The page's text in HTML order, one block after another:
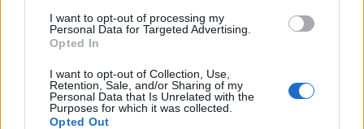
I want to opt-out of processing my
Personal Data for Targeted Advertising.
Opted In
I want to opt-out of Collection, Use,
Retention, Sale, and/or Sharing of my
Personal Data that Is Unrelated with the
Purposes for which it was collected.
Opted Out